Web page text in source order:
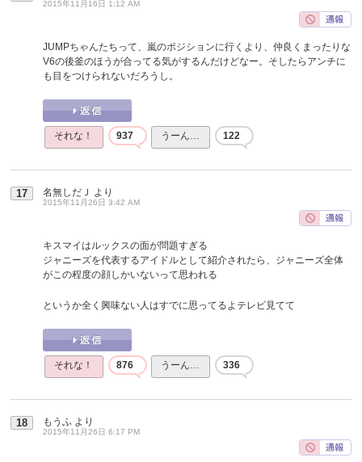
2015年11月16日 1:12 AM
JUMPちゃんたちって、嵐のポジションに行くより、仲良くまったりな
V6の後釜のほうが合ってる気がするんだけどなー。そしたらアンチに
も目をつけられないだろうし。
それな！ 937 うーん… 122
17 名無しだＪ より
2015年11月26日 3:42 AM
キスマイはルックスの面が問題すぎる
ジャニーズを代表するアイドルとして紹介されたら、ジャニーズ全体
がこの程度の顔しかいないって思われる
というか全く興味ない人はすでに思ってるよテレビ見てて
それな！ 876 うーん… 336
18 もうふ より
2015年11月26日 6:17 PM